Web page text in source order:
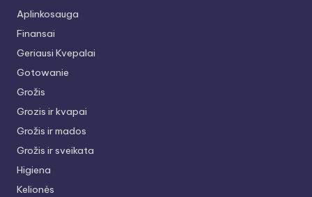
Aplinkosauga
Finansai
Geriausi Kvepalai
Gotowanie
Grožis
Grozis ir kvapai
Grožis ir mados
Grožis ir sveikata
Higiena
Kelionės